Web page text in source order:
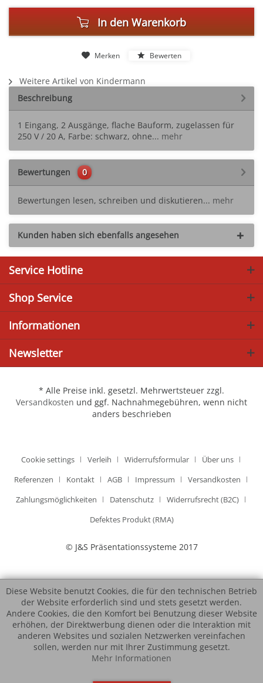
In den Warenkorb
Merken Bewerten
Weitere Artikel von Kindermann
Beschreibung
1 Eingang, 2 Ausgänge, flache Bauform, zugelassen für
250 V / 20 A, Farbe: schwarz, ohne... mehr
Bewertungen 0
Bewertungen lesen, schreiben und diskutieren... mehr
Kunden haben sich ebenfalls angesehen
Service Hotline
Shop Service
Informationen
Newsletter
* Alle Preise inkl. gesetzl. Mehrwertsteuer zzgl.
Versandkosten und ggf. Nachnahmegebühren, wenn nicht
anders beschrieben
Cookie settings Verleih Widerrufsformular
Über uns
Referenzen
Kontakt AGB Impressum
Versandkosten
Zahlungsmöglichkeiten
Datenschutz
Widerrufsrecht (B2C)
Defektes Produkt (RMA)
© J&S Präsentationssysteme 2017
Diese Website benutzt Cookies, die für den technischen Betrieb
der Website erforderlich sind und stets gesetzt werden.
Andere Cookies, die den Komfort bei Benutzung dieser Website
erhöhen, der Direktwerbung dienen oder die Interaktion mit
anderen Websites und sozialen Netzwerken vereinfachen
sollen, werden nur mit Ihrer Zustimmung gesetzt.
Mehr Informationen